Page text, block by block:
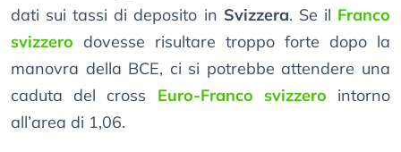
dati sui tassi di deposito in Svizzera. Se il Franco
svizzero dovesse risultare troppo forte dopo la
manovra della BCE, ci si potrebbe attendere una
caduta del cross Euro-Franco svizzero intorno
all’area di 1,06.